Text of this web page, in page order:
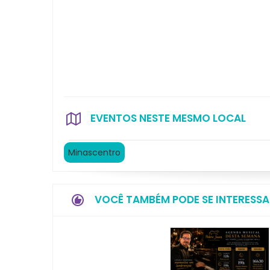
EVENTOS NESTE MESMO LOCAL
Minascentro
VOCÊ TAMBÉM PODE SE